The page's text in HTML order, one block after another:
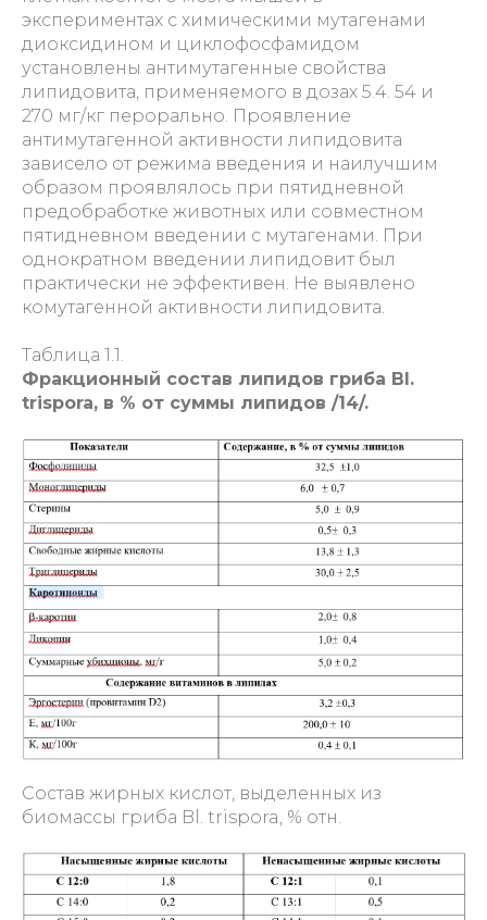
экспериментах с химическими мутагенами
диоксидином и циклофосфамидом
установлены антимутагенные свойства
липидовита, применяемого в дозах 5.4. 54 и
270 мг/кг перорально. Проявление
антимутагенной активности липидовита
зависело от режима введения и наилучшим
образом проявлялось при пятидневной
предобработке животных или совместном
пятидневном введении с мутагенами. При
однократном введении липидовит был
практически не эффективен. Не выявлено
комутагенной активности липидовита.
Таблица 1.1.
Фракционный состав липидов гриба Bl.
trispora, в % от суммы липидов /14/.
Состав жирных кислот, выделенных из
биомассы гриба Bl. trispora, % отн.